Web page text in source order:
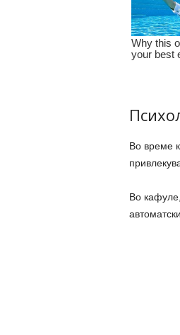
Во време
Во